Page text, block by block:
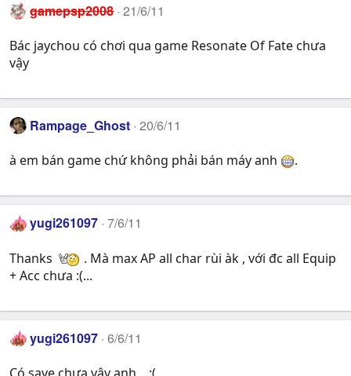
gamepsp2008 21/6/11
Bác jaychou có chơi qua game Resonate Of Fate chưa
vậy
Rampage_Ghost 20/6/11
à em bán game chứ không phải bán máy anh .
yugi261097 7/6/11
Thanks
. Mà max AP all char rùi àk , với đc all Equip
+ Acc chưa :(...
yugi261097 6/6/11